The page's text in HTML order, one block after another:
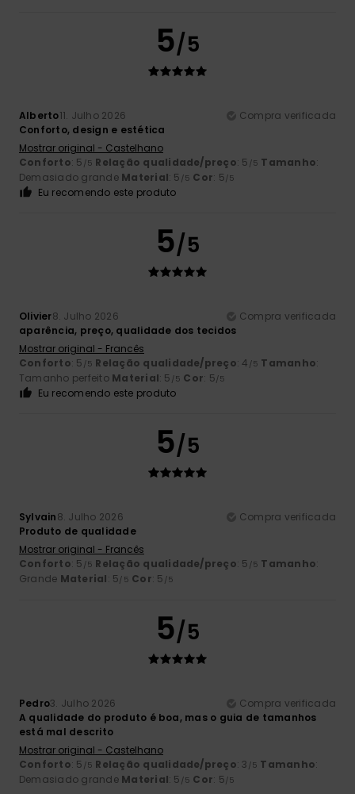
5/5
Alberto11. Julho 2026
Compra verificada
Conforto, design e estética
Mostrar original - Castelhano
Conforto: 5 /5 Relação qualidade/preço: 5 /5 Tamanho:
Demasiado grande Material: 5 /5 Cor: 5/5
Eu recomendo este produto
5/5
Olivier8. Julho 2026
Compra verificada
aparência, preço, qualidade dos tecidos
Mostrar original - Francês
Conforto: 5 /5 Relação qualidade/preço: 4 /5 Tamanho:
Tamanho perfeito Material: 5 /5 Cor: 5/5
Eu recomendo este produto
5/5
Sylvain8. Julho 2026
Compra verificada
Produto de qualidade
Mostrar original - Francês
Conforto: 5 /5 Relação qualidade/preço: 5 /5 Tamanho:
Grande Material: 5/5 Cor: 5 /5
5/5
Pedro3. Julho 2026
Compra verificada
A qualidade do produto é boa, mas o guia de tamanhos
está mal descrito
Mostrar original - Castelhano
Conforto: 5 /5 Relação qualidade/preço: 3 /5 Tamanho:
Demasiado grande Material: 5 /5 Cor: 5/5